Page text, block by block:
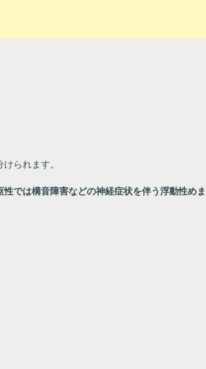
けられます。
性では構音障害などの神経症状を伴う浮動性め